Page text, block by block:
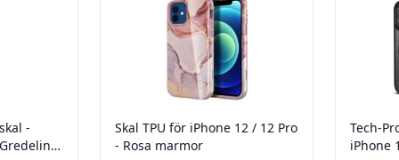
-
Skal TPU för iPhone 12 / 12 Pro
- Rosa marmor
Tech-
iPhone